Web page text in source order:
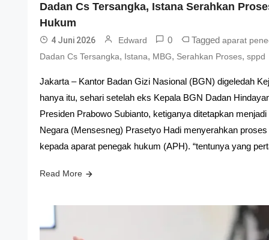
Dadan Cs Tersangka, Istana Serahkan
Hukum
4 Juni 2026 Edward 0 Taggedaparat
Dadan Cs Tersangka, Istana, MBG, Serahkan Proses,sppd
Jakarta – Kantor Badan Gizi Nasional (BGN) digeledah
hanya itu, sehari setelah eks Kepala BGN Dadan
Presiden Prabowo Subianto, ketiganya ditetapkan
Negara (Mensesneg) Prasetyo Hadi menyerahkan
kepada aparat penegak hukum (APH). “tentunya yang
Read More